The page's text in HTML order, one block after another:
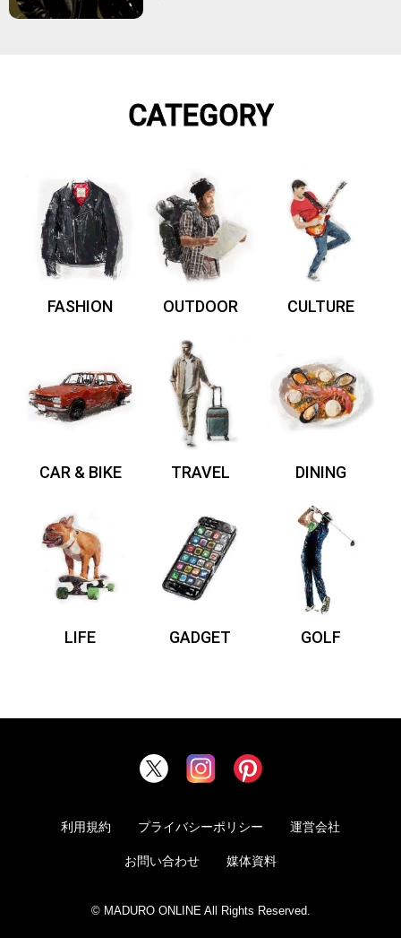
CATEGORY
FASHION OUTDOOR CULTURE
CAR & BIKE TRAVEL DINING
LIFE GADGET GOLF
利用規約 プライバシーポリシー 運営会社
お問い合わせ 媒体資料
© MADURO ONLINE All Rights Reserved.